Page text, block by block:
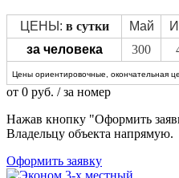
ЦЕНЫ: в сутки Май
за человека
300
Цены ориентировочные, окончательная
от 0 руб. / за номер
Нажав кнопку "Оформить
Владельцу объекта напрямую.
Оформить заявку